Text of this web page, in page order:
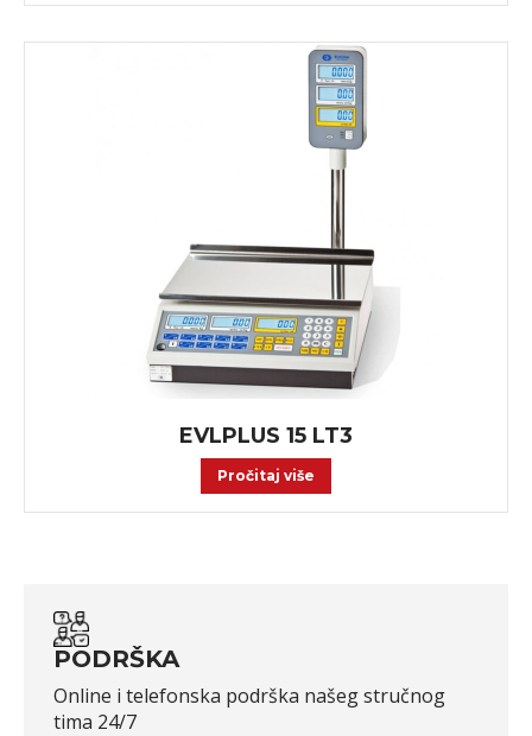
EVLPLUS 15 LT3
Pročitaj više
PODRŠKA
Online i telefonska podrška našeg stručnog
tima 24/7